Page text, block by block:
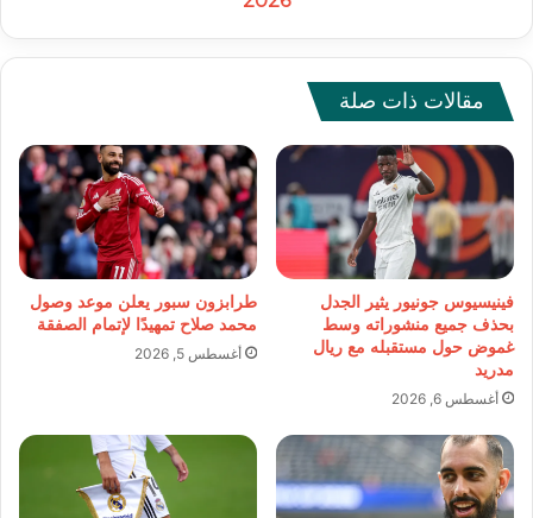
مقالات ذات صلة
فينيسيوس جونيور يثير الجدل
بحذف جميع منشوراته وسط
غموض حول مستقبله مع ريال
مدريد
أغسطس 6, 2026
طرابزون سبور يعلن موعد وصول
محمد صلاح تمهيدًا لإتمام الصفقة
أغسطس 5, 2026